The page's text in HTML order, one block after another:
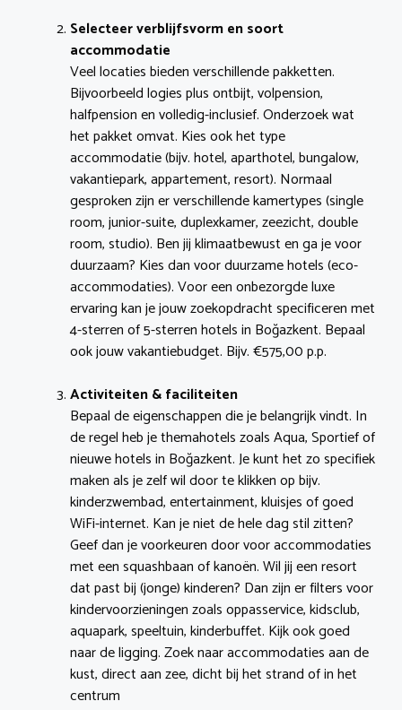
Selecteer verblijfsvorm en soort
accommodatie
Veel locaties bieden verschillende pakketten.
Bijvoorbeeld logies plus ontbijt, volpension,
halfpension en volledig-inclusief. Onderzoek wat
het pakket omvat. Kies ook het type
accommodatie (bijv. hotel, aparthotel, bungalow,
vakantiepark, appartement, resort). Normaal
gesproken zijn er verschillende kamertypes (single
room, junior-suite, duplexkamer, zeezicht, double
room, studio). Ben jij klimaatbewust en ga je voor
duurzaam? Kies dan voor duurzame hotels (eco-
accommodaties). Voor een onbezorgde luxe
ervaring kan je jouw zoekopdracht specificeren met
4-sterren of 5-sterren hotels in Boğazkent. Bepaal
ook jouw vakantiebudget. Bijv. €575,00 p.p.
Activiteiten & faciliteiten
Bepaal de eigenschappen die je belangrijk vindt. In
de regel heb je themahotels zoals Aqua, Sportief of
nieuwe hotels in Boğazkent. Je kunt het zo specifiek
maken als je zelf wil door te klikken op bijv.
kinderzwembad, entertainment, kluisjes of goed
WiFi-internet. Kan je niet de hele dag stil zitten?
Geef dan je voorkeuren door voor accommodaties
met een squashbaan of kanoën. Wil jij een resort
dat past bij (jonge) kinderen? Dan zijn er filters voor
kindervoorzieningen zoals oppasservice, kidsclub,
aquapark, speeltuin, kinderbuffet. Kijk ook goed
naar de ligging. Zoek naar accommodaties aan de
kust, direct aan zee, dicht bij het strand of in het
centrum